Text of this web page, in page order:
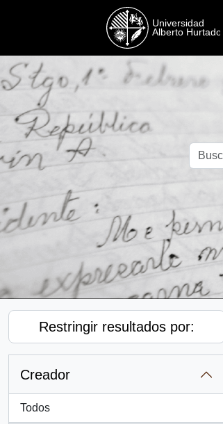
Restringir resultados por:
Creador
Todos